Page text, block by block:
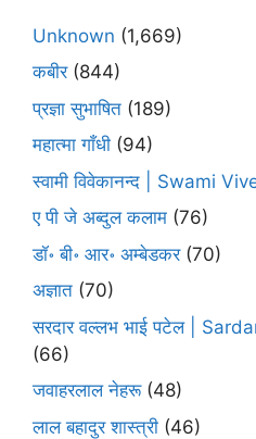
Unknown (1,669)
कबीर(844)
प्रज्ञा सुभाषित (189)
महात्मा गाँधी (94)
स्वामी विवेकानन्द | Swami
ए पी जे अब्दुल कलाम (76)
डॉ॰ बी॰ आर॰ अम्बेडकर(70)
अज्ञात (70)
सरदार वल्लभ भाई पटेल |
(66)
जवाहरलाल नेहरू(48)
लाल बहादुर शास्त्री (46)